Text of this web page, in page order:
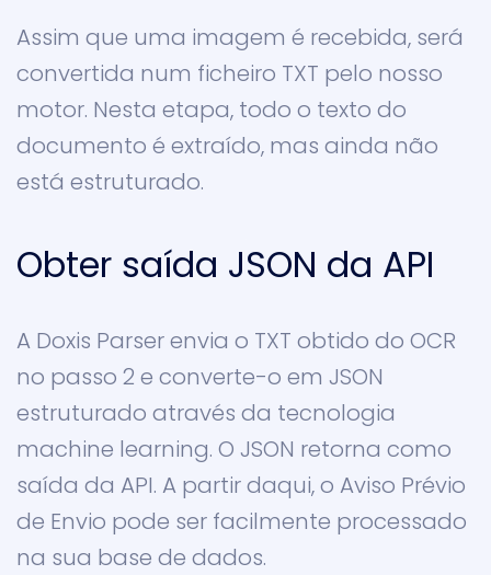
Assim que uma imagem é recebida, será
convertida num ficheiro TXT pelo nosso
motor. Nesta etapa, todo o texto do
documento é extraído, mas ainda não
está estruturado.
Obter saída JSON da API
A Doxis Parser envia o TXT obtido do OCR
no passo 2 e converte-o em JSON
estruturado através da tecnologia
machine learning. O JSON retorna como
saída da API. A partir daqui, o Aviso Prévio
de Envio pode ser facilmente processado
na sua base de dados.